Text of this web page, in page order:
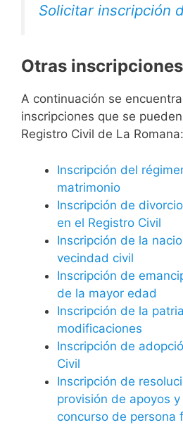
Solicitar inscripción
Otras inscripciones
A continuación se
inscripciones que se
Registro Civil de La Romana:
Inscripción del
matrimonio
Inscripción de
en el Registro Civil
Inscripción de la
vecindad civil
Inscripción de
de la mayor edad
Inscripción de la
modificaciones
Inscripción de
Civil
Inscripción de
provisión de apoyos
concurso de persona